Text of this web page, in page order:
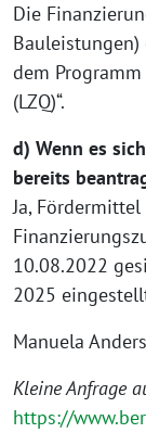
Die
dem
(LZQ)“.
d) Wenn es
bereits
Ja,
10.08.2022
2025
Manuela
Kleine Anfrage
https://